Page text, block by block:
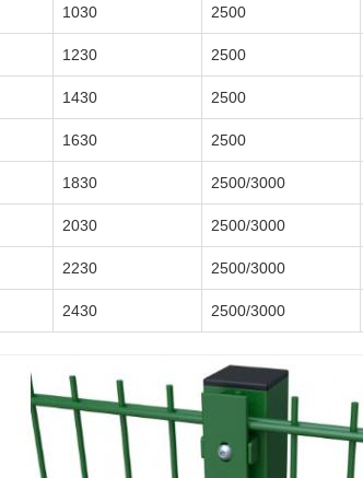
1030 2500
1230 2500
1430 2500
1630 2500
1830 2500/3000
2030 2500/3000
2230 2500/3000
2430 2500/3000